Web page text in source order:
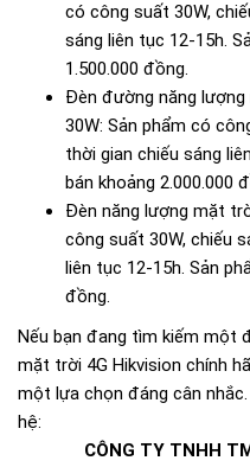
có công suất 30W,
sáng liên tục 12-15h.
1.500.000 đồng.
Đèn đường năng
30W: Sản phẩm có
thời gian chiếu sáng
bán khoảng 2.000.000
Đèn năng lượng mặt
công suất 30W, chiếu
liên tục 12-15h. Sản
đồng.
Nếu bạn đang tìm kiếm một
mặt trời 4G Hikvision chính
một lựa chọn đáng cân
hệ:
CÔNG TY TNHH